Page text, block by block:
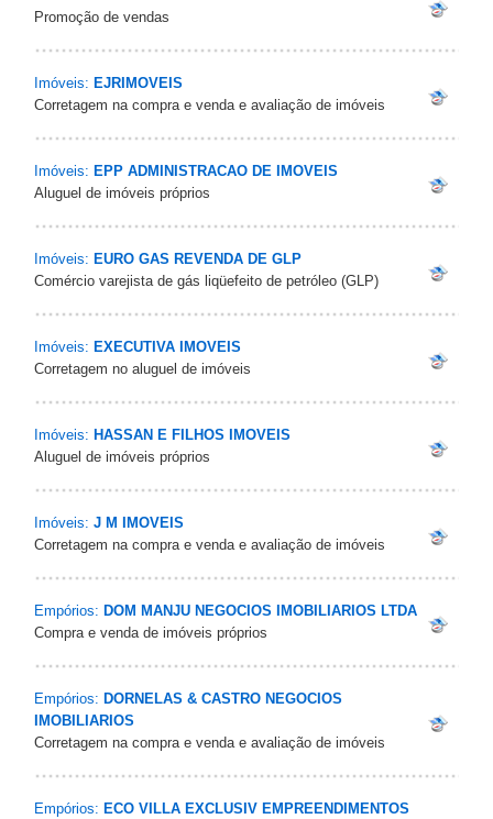
Promoção de vendas
Imóveis: EJRIMOVEIS
Corretagem na compra e venda e avaliação de imóveis
Imóveis: EPP ADMINISTRACAO DE IMOVEIS
Aluguel de imóveis próprios
Imóveis: EURO GAS REVENDA DE GLP
Comércio varejista de gás liqüefeito de petróleo (GLP)
Imóveis: EXECUTIVA IMOVEIS
Corretagem no aluguel de imóveis
Imóveis: HASSAN E FILHOS IMOVEIS
Aluguel de imóveis próprios
Imóveis: J M IMOVEIS
Corretagem na compra e venda e avaliação de imóveis
Empórios: DOM MANJU NEGOCIOS IMOBILIARIOS LTDA
Compra e venda de imóveis próprios
Empórios: DORNELAS & CASTRO NEGOCIOS
IMOBILIARIOS
Corretagem na compra e venda e avaliação de imóveis
Empórios: ECO VILLA EXCLUSIV EMPREENDIMENTOS